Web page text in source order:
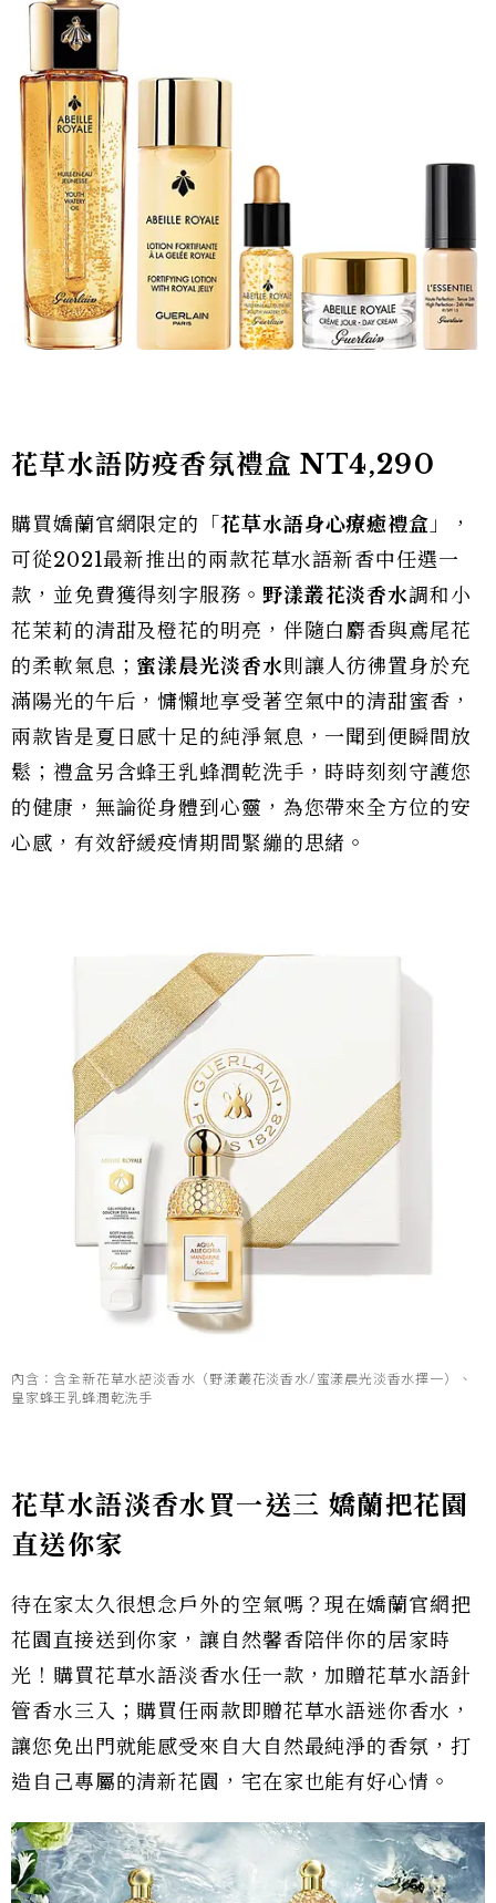
花草水語防疫香氛禮盒 NT4,290
購買嬌蘭官網限定的「 花草水語身心療癒禮盒 」，
可從2021最新推出的兩款花草水語新香中任選一
款，並免費獲得刻字服務。 野漾叢花淡香水調和小
花茉莉的清甜及橙花的明亮，伴隨白麝香與鳶尾花
的柔軟氣息； 蜜漾晨光淡香水則讓人彷彿置身於充
滿陽光的午后，慵懶地享受著空氣中的清甜蜜香，
兩款皆是夏日感十足的純淨氣息，一聞到便瞬間放
鬆；禮盒另含蜂王乳蜂潤乾洗手，時時刻刻守護您
的健康，無論從身體到心靈，為您帶來全方位的安
心感，有效舒緩疫情期間緊繃的思緒。
內含：含全新花草水語淡香水（野漾叢花淡香水/蜜漾晨光淡香水擇一）、
皇家蜂王乳蜂潤乾洗手
花草水語淡香水買一送三 嬌蘭把花園
直送你家
待在家太久很想念戶外的空氣嗎？現在嬌蘭官網把
花園直接送到你家，讓自然馨香陪伴你的居家時
光！購買花草水語淡香水任一款，加贈花草水語針
管香水三入；購買任兩款即贈花草水語迷你香水，
讓您免出門就能感受來自大自然最純淨的香氛，打
造自己專屬的清新花園，宅在家也能有好心情。